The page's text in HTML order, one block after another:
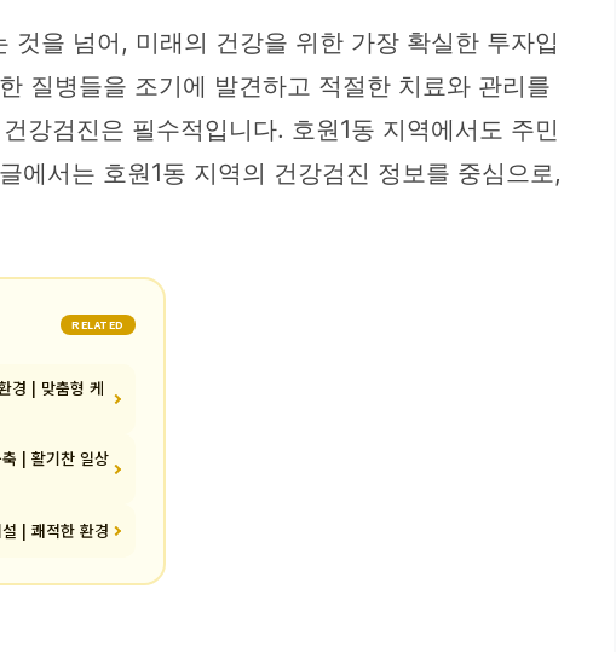
을 넘어, 미래의 건강을 위한 가장 확실한 투자입
질병들을 조기에 발견하고 적절한 치료와 관리를
강검진은 필수적입니다. 호원1동 지역에서도 주민
에서는 호원1동 지역의 건강검진 정보를 중심으로,
RELATED
경 | 맞춤형 케
| 활기찬 일상
| 쾌적한 환경